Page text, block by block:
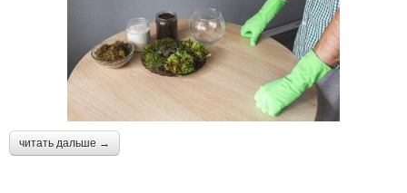
читать дальше →